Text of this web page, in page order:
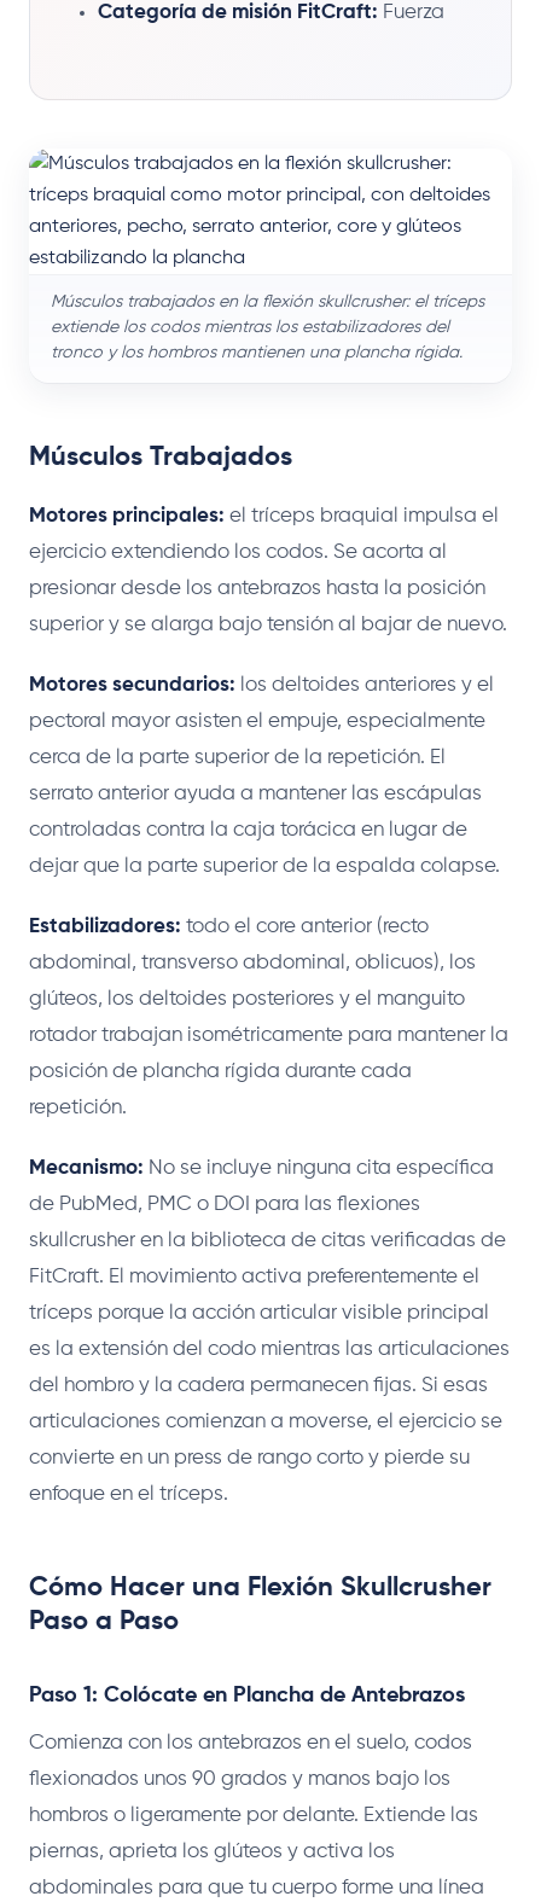
Categoría de misión FitCraft: Fuerza
Músculos trabajados en la flexión skullcrusher: el tríceps
extiende los codos mientras los estabilizadores del
tronco y los hombros mantienen una plancha rígida.
Músculos Trabajados
Motores principales: el tríceps braquial impulsa el
ejercicio extendiendo los codos. Se acorta al
presionar desde los antebrazos hasta la posición
superior y se alarga bajo tensión al bajar de nuevo.
Motores secundarios: los deltoides anteriores y el
pectoral mayor asisten el empuje, especialmente
cerca de la parte superior de la repetición. El
serrato anterior ayuda a mantener las escápulas
controladas contra la caja torácica en lugar de
dejar que la parte superior de la espalda colapse.
Estabilizadores: todo el core anterior (recto
abdominal, transverso abdominal, oblicuos), los
glúteos, los deltoides posteriores y el manguito
rotador trabajan isométricamente para mantener la
posición de plancha rígida durante cada
repetición.
Mecanismo: No se incluye ninguna cita específica
de PubMed, PMC o DOI para las flexiones
skullcrusher en la biblioteca de citas verificadas de
FitCraft. El movimiento activa preferentemente el
tríceps porque la acción articular visible principal
es la extensión del codo mientras las articulaciones
del hombro y la cadera permanecen fijas. Si esas
articulaciones comienzan a moverse, el ejercicio se
convierte en un press de rango corto y pierde su
enfoque en el tríceps.
Cómo Hacer una Flexión Skullcrusher
Paso a Paso
Paso 1: Colócate en Plancha de Antebrazos
Comienza con los antebrazos en el suelo, codos
flexionados unos 90 grados y manos bajo los
hombros o ligeramente por delante. Extiende las
piernas, aprieta los glúteos y activa los
abdominales para que tu cuerpo forme una línea